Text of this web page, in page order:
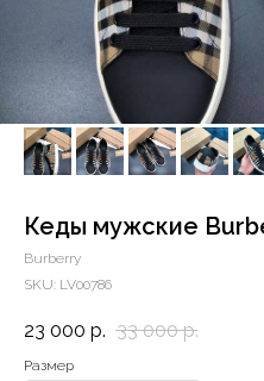
Кеды мужские
Burberry
SKU: LV00786
23 000 р. 33 000 р.
Размер